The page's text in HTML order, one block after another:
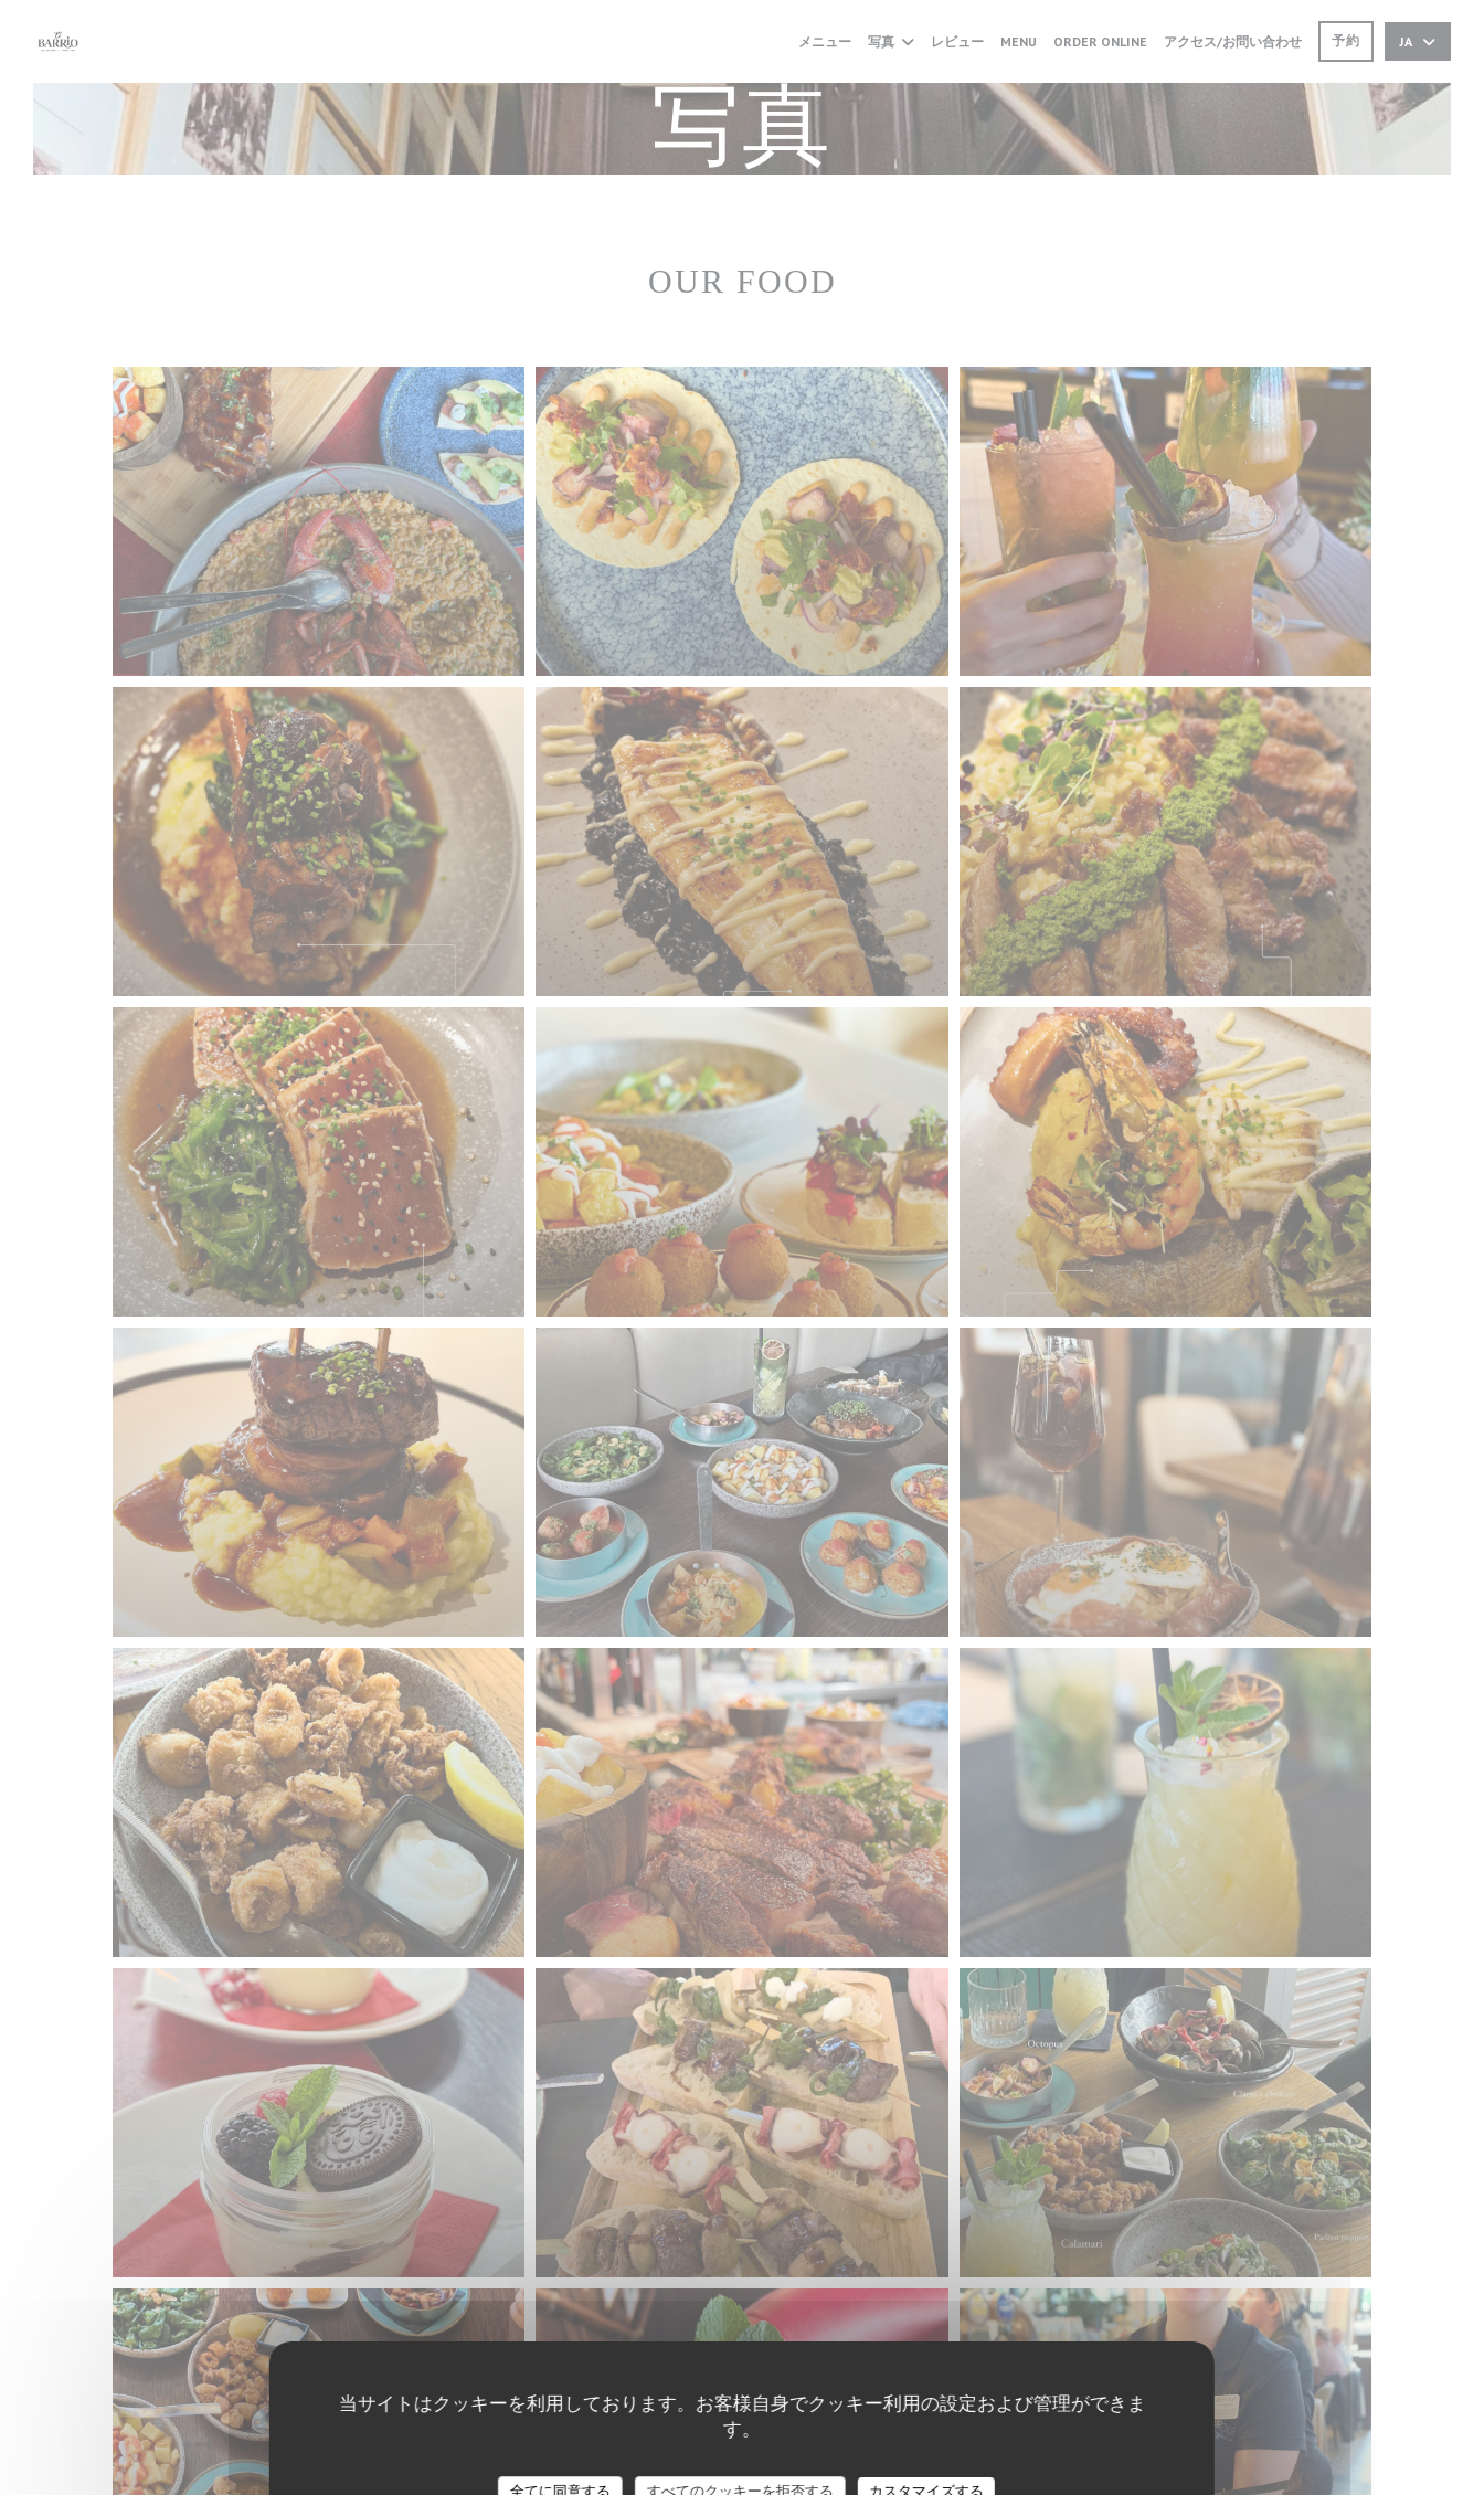
当サイトはクッキーを利用しております。お客様自身でクッキー利用の設定および管理ができま
す。
全てに同意する すべてのクッキーを拒否する
カスタマイズする
メニュー 写真 レビュー MENU ((新しいウィンドウで開きます))
ORDER ONLINE ((新しいウィンドウで開きます))
アクセス/お問い合わせ 予約 JA
写真
OUR FOOD